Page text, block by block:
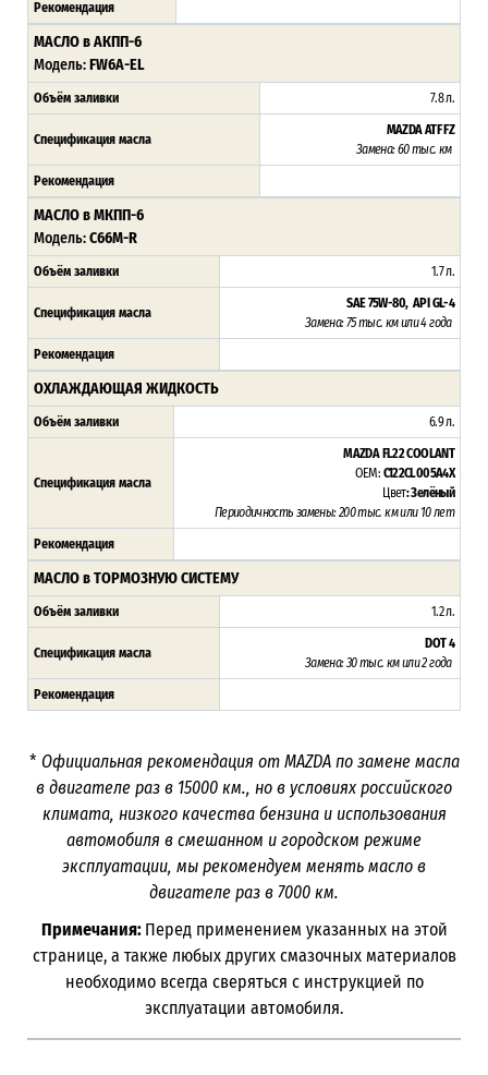
Рекомендация
МАСЛО в АКПП-6
Модель:FW6A-EL
Объём заливки 7.8 л.
Спецификация масла
MAZDA ATF FZ
Замена: 60 тыс. км
Рекомендация
МАСЛО в МКПП-6
Модель:C66M-R
Объём заливки 1.7 л.
Спецификация масла
SAE 75W-80, API GL-4
Замена: 75 тыс. км или 4 года
Рекомендация
ОХЛАЖДАЮЩАЯ ЖИДКОСТЬ
Объём заливки 6.9 л.
Спецификация масла
MAZDA FL22 COOLANT
OEM: C122CL005A4X
Цвет: Зелёный
Периодичность замены: 200 тыс. км или 10 лет
Рекомендация
МАСЛО в ТОРМОЗНУЮ СИСТЕМУ
Объём заливки 1.2 л.
Спецификация масла
DOT 4
Замена: 30 тыс. км или 2 года
Рекомендация
* Официальная рекомендация от MAZDA по замене масла
в двигателе раз в 15000 км., но в условиях российского
климата, низкого качества бензина и использования
автомобиля в смешанном и городском режиме
эксплуатации, мы рекомендуем менять масло в
двигателе раз в 7000 км.
Примечания: Перед применением указанных на этой
странице, а также любых других смазочных материалов
необходимо всегда сверяться с инструкцией по
эксплуатации автомобиля.